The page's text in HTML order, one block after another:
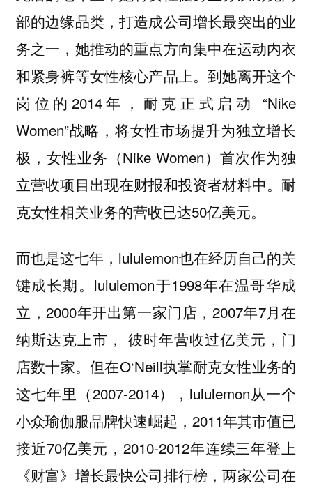
部的边缘品类，打造成公司增长最突出的业
务之一，她推动的重点方向集中在运动内衣
和紧身裤等女性核心产品上。到她离开这个
岗位的2014年，耐克正式启动 “Nike
Women”战略，将女性市场提升为独立增长
极，女性业务（Nike Women）首次作为独
立营收项目出现在财报和投资者材料中。耐
克女性相关业务的营收已达50亿美元。
而也是这七年，lululemon也在经历自己的关
键成长期。lululemon于1998年在温哥华成
立，2000年开出第一家门店，2007年7月在
纳斯达克上市， 彼时年营收过亿美元，门
店数十家。但在O‘Neill执掌耐克女性业务的
这七年里（2007-2014），lululemon从一个
小众瑜伽服品牌快速崛起，2011年其市值已
接近70亿美元，2010-2012年连续三年登上
《财富》增长最快公司排行榜，两家公司在